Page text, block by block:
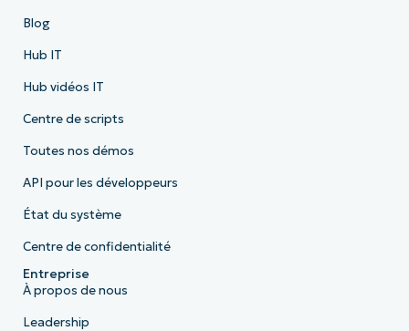
Blog
Hub IT
Hub vidéos IT
Centre de scripts
Toutes nos démos
API pour les développeurs
État du système
Centre de confidentialité
Entreprise
À propos de nous
Leadership